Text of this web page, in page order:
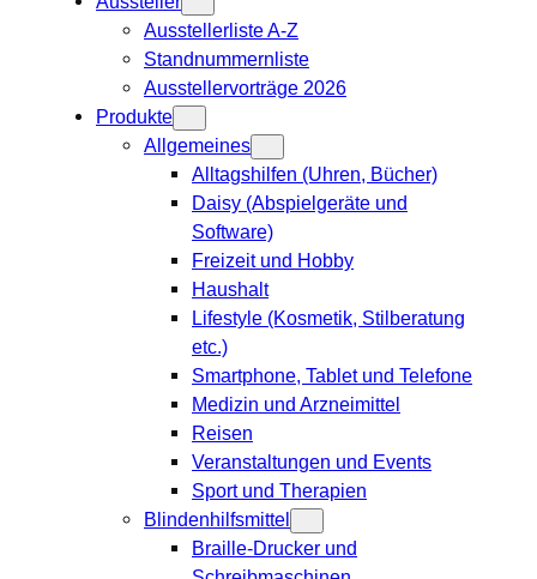
Ausstellerliste A-Z
Standnummernliste
Ausstellervorträge 2026
Produkte
Allgemeines
Alltagshilfen (Uhren, Bücher)
Daisy (Abspielgeräte und
Software)
Freizeit und Hobby
Haushalt
Lifestyle (Kosmetik, Stilberatung
etc.)
Smartphone, Tablet und Telefone
Medizin und Arzneimittel
Reisen
Veranstaltungen und Events
Sport und Therapien
Blindenhilfsmittel
Braille-Drucker und